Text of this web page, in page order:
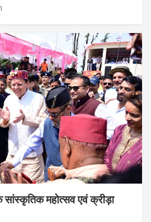
सांस्कृतिक महोत्सव एवं क्रीड़ा